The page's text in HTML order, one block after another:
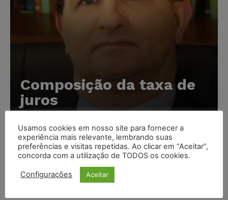
Composição da taxa de
juros
Meta é alvo de denúncia após anúncios com conteúdo
sexual infantil gerado por IA circularem em suas
Usamos cookies em nosso site para fornecer a
experiência mais relevante, lembrando suas
preferências e visitas repetidas. Ao clicar em “Aceitar”,
concorda com a utilização de TODOS os cookies.
Configurações Aceitar